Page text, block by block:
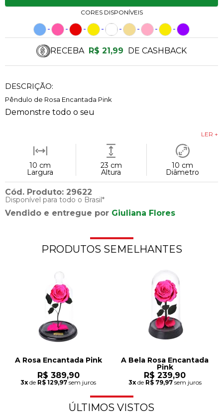
DESCRIÇÃO:
Pêndulo de Rosa Encantada Pink
Demonstre todo o seu
LER +
CORES DISPONÍVEIS
10 cm
Largura
23 cm
Altura
10 cm
Diâmetro
Cód. Produto: 29622
Disponível para todo o Brasil*
Vendido e entregue por Giuliana Flores
RECEBA R$ 21,99 DE CASHBACK
PRODUTOS SEMELHANTES
A Rosa Encantada Pink
R$ 389,90
3x de R$ 129,97sem juros
A Bela Rosa Encantada
Pink
R$ 239,90
3xde R$ 79,97sem juros
ÚLTIMOS VISTOS